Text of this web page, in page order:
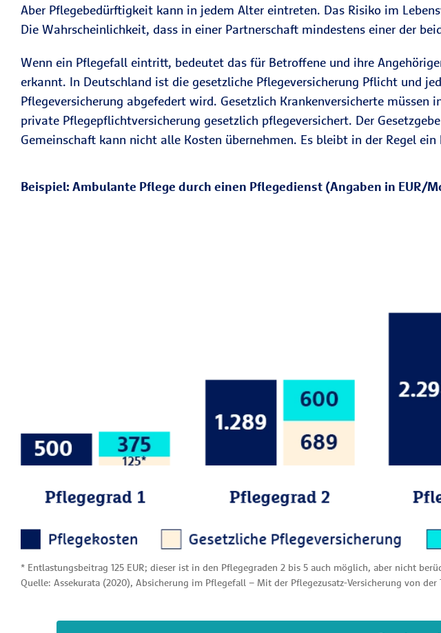
Aber Pflegebedürftigkeit kann in jedem Alter eintreten. Das Risiko im
Die Wahrscheinlichkeit, dass in einer Partnerschaft mindestens einer der
Wenn ein Pflegefall eintritt, bedeutet das für Betroffene und ihre
erkannt. In Deutschland ist die gesetzliche Pflegeversicherung Pflicht und
Pflegeversicherung abgefedert wird. Gesetzlich Krankenversicherte
private Pflegepflichtversicherung gesetzlich pflegeversichert. Der
Gemeinschaft kann nicht alle Kosten übernehmen. Es bleibt in der Regel
Beispiel: Ambulante Pflege durch einen Pflegedienst (Angaben in EUR/
* Entlastungsbeitrag 125 EUR; dieser ist in den Pflegegraden 2 bis 5 auch möglich, aber nicht
Quelle: Assekurata (2020), Absicherung im Pflegefall – Mit der Pflegezusatz-Versicherung von